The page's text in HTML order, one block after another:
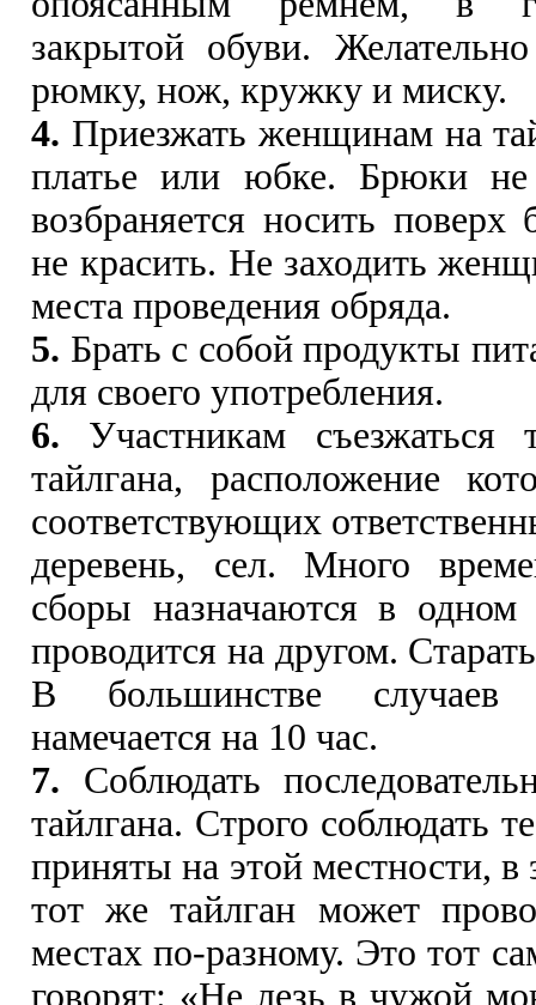
закрытой обуви.
рюмку, нож, кружку и миску.
4. Приезжать женщинам на
платье или юбке. Брюки
возбраняется носить
не красить. Не заходить
места проведения обряда.
5. Брать с собой продукты
для своего употребления.
6. Участникам съезжаться
тайлгана, расположение
соответствующих
деревень, сел. Много
сборы назначаются в одном
проводится на другом.
В большинстве случаев
намечается на 10 час.
7. Соблюдать
тайлгана. Строго соблюдать
приняты на этой местности,
тот же тайлган может
местах по-разному. Это тот
говорят: «Не лезь в чужой